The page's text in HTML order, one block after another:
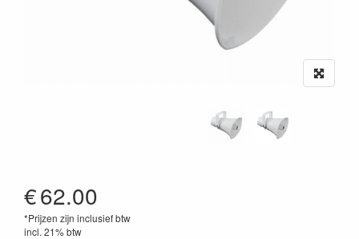
€62.00
*Prijzen zijn inclusief btw
incl. 21% btw